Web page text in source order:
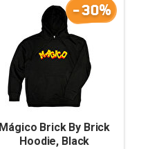
-30%
Mágico Brick By Brick
Hoodie, Black